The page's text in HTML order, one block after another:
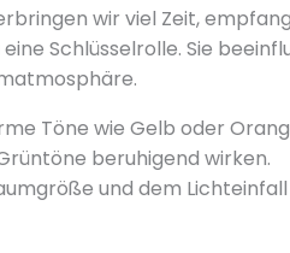
wir viel Zeit,
Schlüsselrolle. Sie
Töne wie Gelb oder
beruhigend wirken.
und dem Lichteinfall